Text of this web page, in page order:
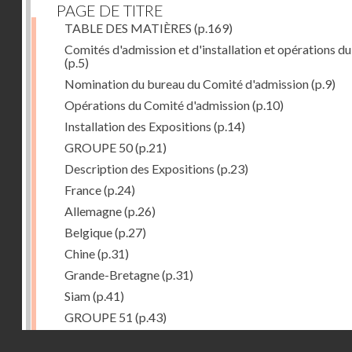
PAGE DE TITRE
TABLE DES MATIÈRES (p.169)
Comités d'admission et d'installation et opérations
(p.5)
Nomination du bureau du Comité d'admission(p.9)
Opérations du Comité d'admission(p.10)
Installation des Expositions (p.14)
GROUPE 50(p.21)
Description des Expositions (p.23)
France(p.24)
Allemagne(p.26)
Belgique(p.27)
Chine(p.31)
Grande-Bretagne(p.31)
Siam(p.41)
GROUPE 51 (p.43)